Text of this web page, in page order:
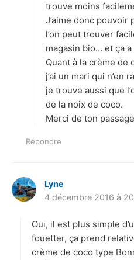
trouve moins
J’aime donc
l’on peut trouver
magasin bio… et ça
Quant à la crème de
j’ai un mari qui n’en
je trouve aussi que
de la noix de coco.
Merci de ton
Répondre
Lyne
i
:
4 décembre 2016 à
Oui, il est plus simple
fouetter, ça prend
crème de coco type